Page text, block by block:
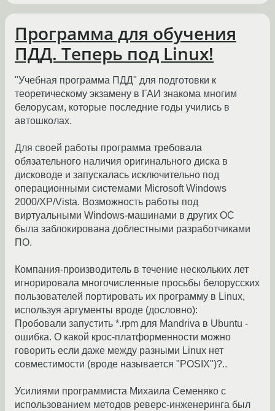
Программа для обучения
ПДД. Теперь под Linux!
"Учебная программа ПДД" для подготовки к
теоретическому экзамену в ГАИ знакома многим
белорусам, которые последние годы учились в
автошколах.
Для своей работы программа требовала
обязательного наличия оригинального диска в
дисководе и запускалась исключительно под
операционными системами Microsoft Windows
2000/XP/Vista. Возможность работы под
виртуальными Windows-машинами в других ОС
была заблокирована доблестными разработчиками
ПО.
Компания-производитель в течение нескольких лет
игнорировала многочисленные просьбы белорусских
пользователей портировать их программу в Linux,
используя аргументы вроде (дословно):
Пробовали запустить *.rpm для Mandriva в Ubuntu -
ошибка. О какой крос-платформенности можно
говорить если даже между разными Linux нет
совместимости (вроде называется "POSIX")?..
Усилиями программиста Михаила Семеняко с
использованием методов реверс-инженеринга был